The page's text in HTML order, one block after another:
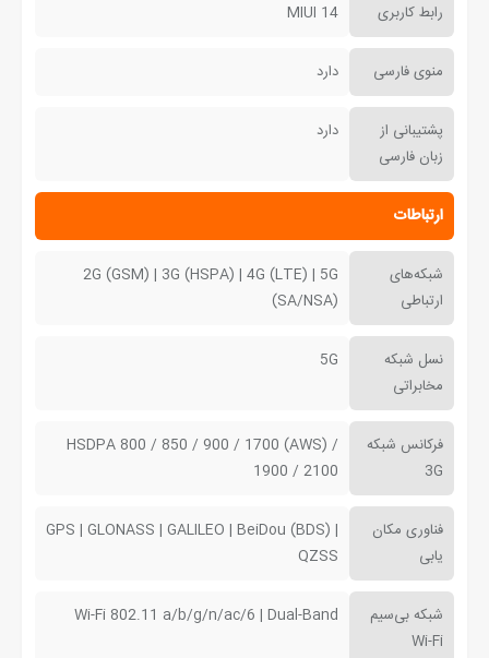
رابط کاربری MIUI 14
منوی فارسی دارد
پشتیبانی از
زبان فارسی
دارد
ارتباطات
شبکه‌های
ارتباطی
2G (GSM) | 3G (HSPA) | 4G (LTE) | 5G
(SA/NSA)
نسل شبکه
مخابراتی
5G
فرکانس شبکه
3G
HSDPA 800 / 850 / 900 / 1700 (AWS) /
1900 / 2100
فناوری مکان
یابی
GPS | GLONASS | GALILEO | BeiDou (BDS) |
QZSS
شبکه بی‌سیم
Wi-Fi
Wi-Fi 802.11 a/b/g/n/ac/6 | Dual-Band